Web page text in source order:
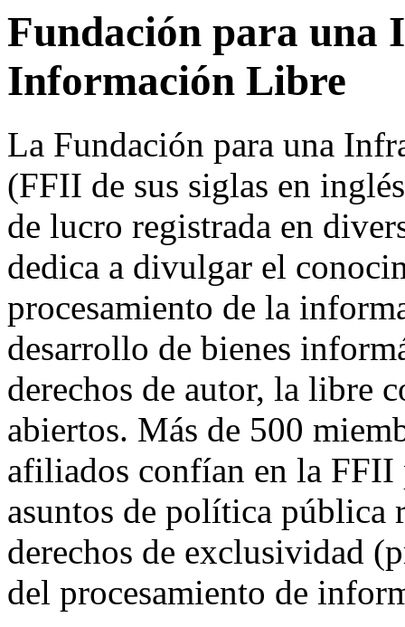
Fundación para una
Información Libre
La Fundación para una
(FFII de sus siglas en
de lucro registrada en
dedica a divulgar el
procesamiento de la
desarrollo de bienes
derechos de autor, la libre
abiertos. Más de 500
afiliados confían en la FFII
asuntos de política pública
derechos de exclusividad
del procesamiento de